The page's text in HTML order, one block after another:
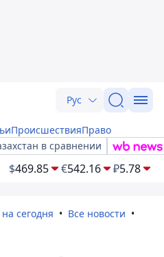
Рус
ПроисшествияПраво
в сравнении
$469.85 €542.16 ₽5.78
сегодня
Все новости